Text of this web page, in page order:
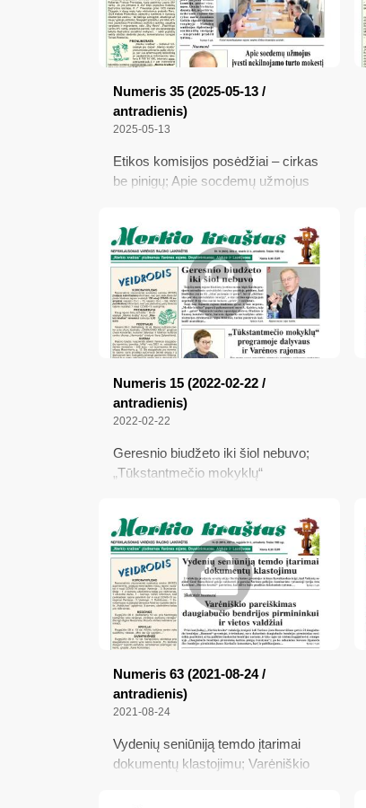
vietos
Numeris 35 (2025-05-13 /
antradienis)
2025-05-13
Etikos komisijos posėdžiai – cirkas
be pinigų; Apie socdemų užmojus
Varėnoje duris atvėrė naujasis
sporto muziejus; Daugiau
kompensuojama vaistų
Numeris 15 (2022-02-22 /
antradienis)
2022-02-22
Geresnio biudžeto iki šiol nebuvo;
„Tūkstantmečio mokyklų“
abejinga Vasario 16-ajai?; Šauliai
kitaip paminėjo Lietuvos
nepriklausomybės atkūrimo dieną
Numeris 63 (2021-08-24 /
antradienis)
2021-08-24
Vydenių seniūniją temdo įtarimai
dokumentų klastojimu; Varėniškio